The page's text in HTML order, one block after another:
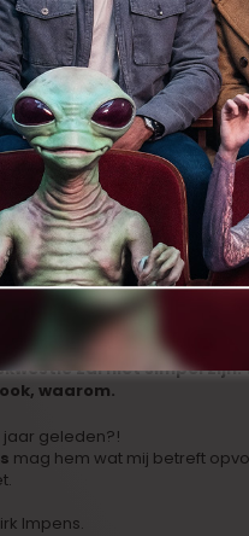
‘Café Derby’vanLenny van
and Hannah’s Grand Night
eigenlijk?) Naar
.Ik ben ook benieuwd waar
datJeroen Bogaerts
daar in
België. DatGert Embrechts
‘Komt een vrouw bij de dokter’
Bruneelwat vaker
gròte, belangrijke rol,
mensen, die mogen boos
van Pierre Drouot,
dan 72 zijn. Drouot is
zal niet simpel zijn.
waarom.
jaar geleden?!
mag hem wat mij betreft
Impens.